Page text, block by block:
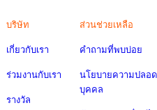
บริษัท
เกี่ยวกับเรา
ร่วมงานกับเรา
รางวัล
ส่วนช่วยเหลือ
คำถามที่พบบ่อย
นโยบายความปลอ
บุคคล